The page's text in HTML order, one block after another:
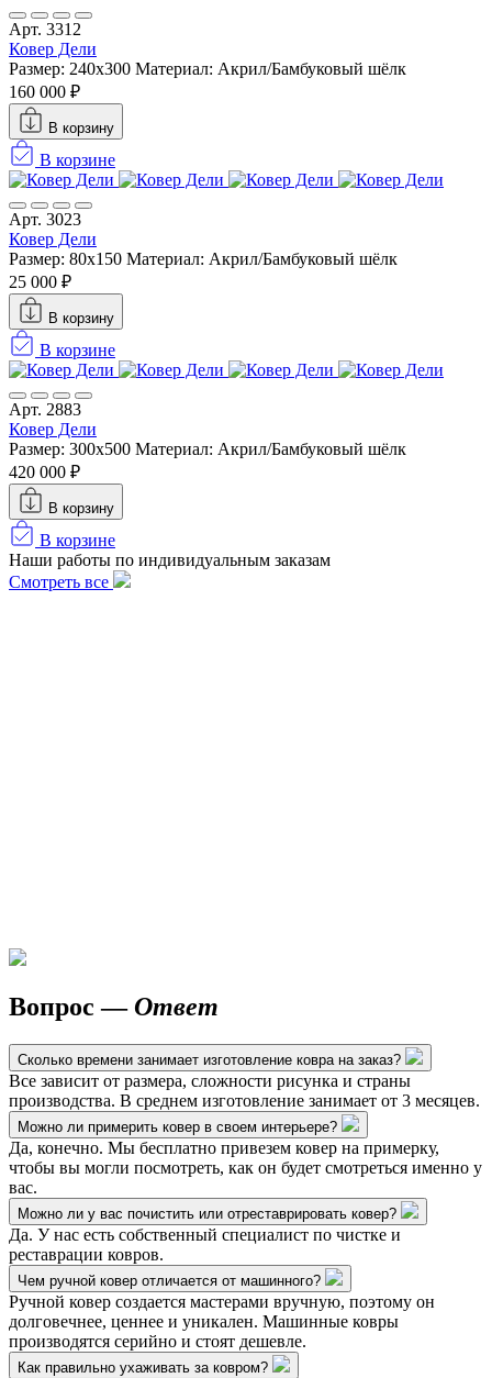
Арт. 3312
Ковер Дели
Размер: 240х300 Материал: Акрил/Бамбуковый шёлк
160 000 ₽
В корзину
В корзине
Арт. 3023
Ковер Дели
Размер: 80x150 Материал: Акрил/Бамбуковый шёлк
25 000 ₽
В корзину
В корзине
Арт. 2883
Ковер Дели
Размер: 300х500 Материал: Акрил/Бамбуковый шёлк
420 000 ₽
В корзину
В корзине
Наши работы по индивидуальным заказам
Смотреть все
Вопрос —Ответ
Сколько времени занимает изготовление ковра на заказ?
Все зависит от размера, сложности рисунка и страны
производства. В среднем изготовление занимает от 3 месяцев.
Можно ли примерить ковер в своем интерьере?
Да, конечно. Мы бесплатно привезем ковер на примерку,
чтобы вы могли посмотреть, как он будет смотреться именно у
вас.
Можно ли у вас почистить или отреставрировать ковер?
Да. У нас есть собственный специалист по чистке и
реставрации ковров.
Чем ручной ковер отличается от машинного?
Ручной ковер создается мастерами вручную, поэтому он
долговечнее, ценнее и уникален. Машинные ковры
производятся серийно и стоят дешевле.
Как правильно ухаживать за ковром?